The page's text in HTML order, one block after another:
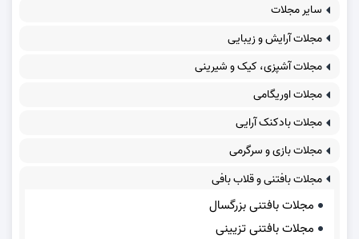
سایر مجلات
مجلات آرایش و زیبایی
مجلات آشپزی، کیک و شیرینی
مجلات اوریگامی
مجلات بادکنک آرایی
مجلات بازی و سرگرمی
مجلات بافتنی و قلاب بافی
مجلات بافتنی بزرگسال
مجلات بافتنی تزیینی